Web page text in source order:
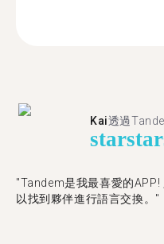
Kai透過
starstar
"Tandem是我最喜愛的
以找到夥伴進行語言交換。"